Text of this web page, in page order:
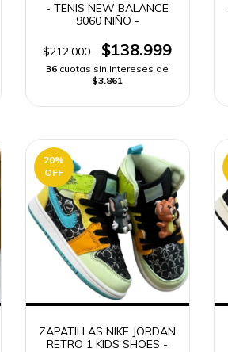
- TENIS NEW BALANCE
9060 NIÑO -
$212.000 $138.999
36 cuotas sin intereses de
$3.861
20%
OFF
ZAPATILLAS NIKE JORDAN
RETRO 1 KIDS SHOES -